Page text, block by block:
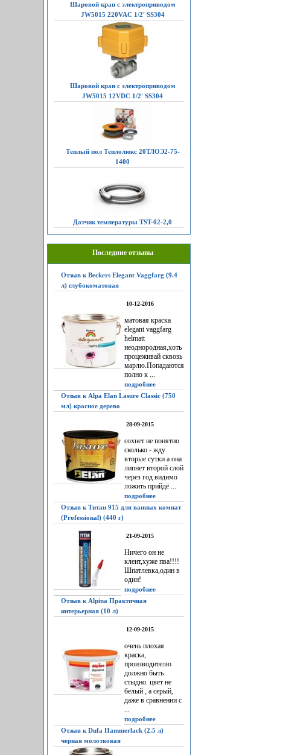
Шаровой кран с электроприводом
JW5015 220VAC 1/2' SS304
Шаровой кран с электроприводом
JW5015 12VDC 1/2' SS304
Теплый пол Теплолюкс 20ТЛОЭ2-75-
1400
Датчик температуры TST-02-2,0
Последние отзывы
Отзыв к Beckers Elegant Vaggfarg (9.4
л) глубокоматовая
10-12-2016
матовая краска
elegant vaggfarg
helmatt
неоднородная,хоть
процеживай сквозь
марлю.Попадаются
полно к ...
подробнее
Отзыв к Alpa Elan Lasure Classic (750
мл) красное дерево
28-09-2015
сохнет не понятно
сколько - жду
вторые сутки а она
липнет второй слой
через год видимо
ложить прийдё ...
подробнее
Отзыв к Титан 915 для ванных комнат
(Professional) (440 г)
21-09-2015
Ничего он не
клеит,хуже пва!!!!
Шпатлевка,один в
один!
подробнее
Отзыв к Alpina Практичная
интерьерная (10 л)
12-09-2015
очень плохая
краска,
производителю
должно быть
стыдно. цвет не
белый , а серый,
даже в сравнении с
...
подробнее
Отзыв к Dufa Hammerlack (2.5 л)
черная молотковая